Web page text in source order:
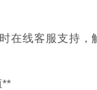
在线客服支持，
**